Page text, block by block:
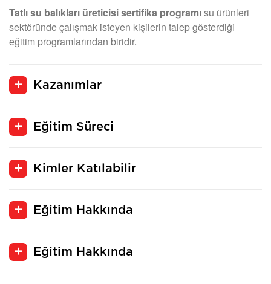
Tatlı su balıkları üreticisi sertifika programısu ürünleri
sektöründe çalışmak isteyen kişilerin talep gösterdiği
eğitim programlarından biridir.
Kazanımlar
Eğitim Süreci
Kimler Katılabilir
Eğitim Hakkında
Eğitim Hakkında